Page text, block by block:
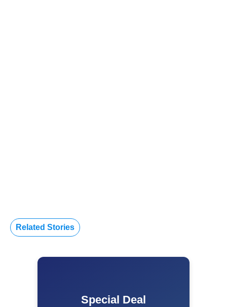
Related Stories
Special Deal